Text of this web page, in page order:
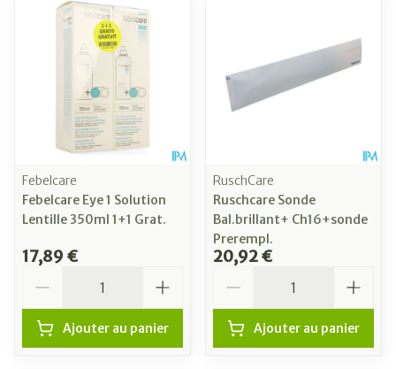
Febelcare
Febelcare Eye 1 Solution
Lentille 350ml 1+1 Grat.
17,89 €
Ajouter au panier
RuschCare
Ruschcare Sonde
Bal.brillant+ Ch16+sonde
Prerempl.
20,92 €
Ajouter au panier